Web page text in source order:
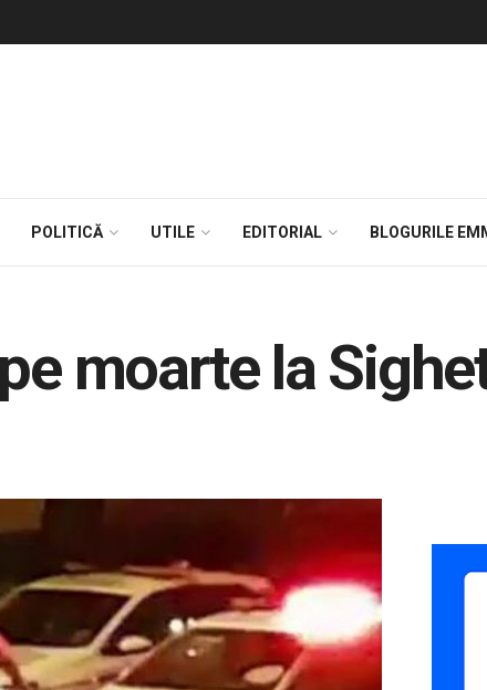
POLITICĂ UTILE EDITORIAL BLOGURILE
moarte la